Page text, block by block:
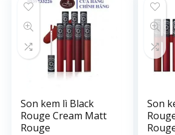
Son kem lì Black
Rouge Cream Matt
Rouge
Son